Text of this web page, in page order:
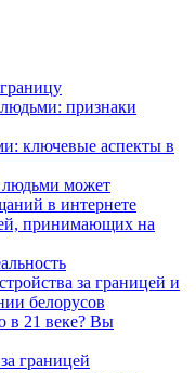
признаки
ключевые аспекты в
людьми может
в интернете
принимающих на
за границей и
белорусов
в 21 веке? Вы
границей